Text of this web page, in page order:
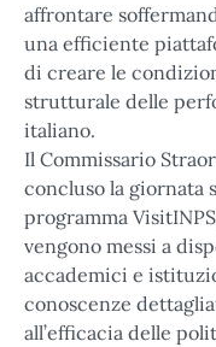
affrontare
una efficiente
di creare le
strutturale delle
italiano.
Il Commissario
concluso la giornata
programma
vengono messi a
accademici e
conoscenze
all’efficacia delle